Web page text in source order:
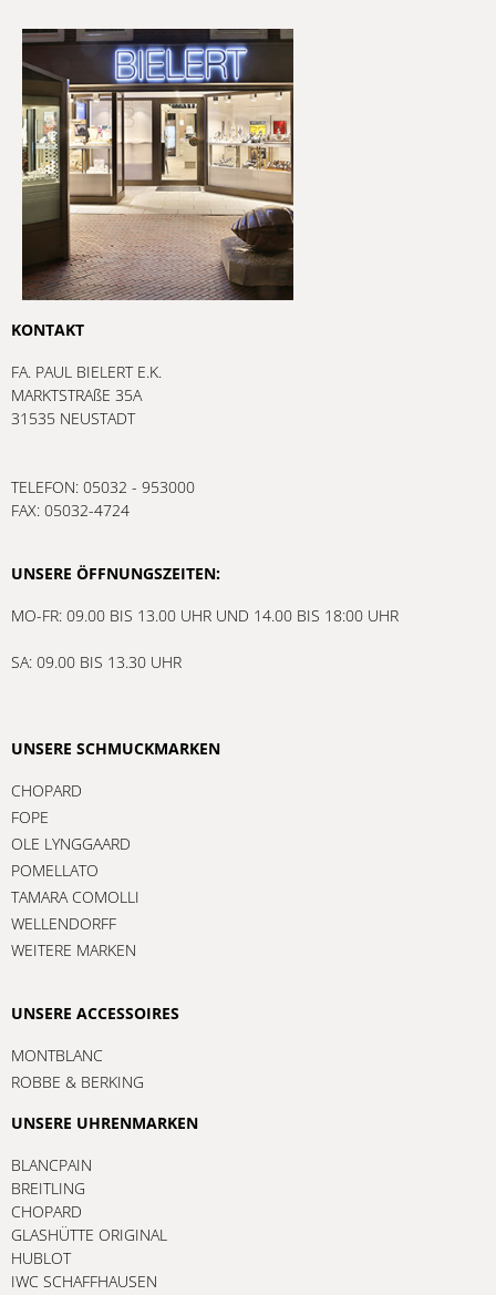
KONTAKT
FA. PAUL BIELERT E.K.
MARKTSTRAßE 35A
31535 NEUSTADT
TELEFON: 05032 - 953000
FAX: 05032-4724
UNSERE ÖFFNUNGSZEITEN:
MO-FR: 09.00 BIS 13.00 UHR UND 14.00 BIS 18:00 UHR
SA: 09.00 BIS 13.30 UHR
UNSERE SCHMUCKMARKEN
CHOPARD
FOPE
OLE LYNGGAARD
POMELLATO
TAMARA COMOLLI
WELLENDORFF
WEITERE MARKEN
UNSERE ACCESSOIRES
MONTBLANC
ROBBE & BERKING
UNSERE UHRENMARKEN
BLANCPAIN
BREITLING
CHOPARD
GLASHÜTTE ORIGINAL
HUBLOT
IWC SCHAFFHAUSEN